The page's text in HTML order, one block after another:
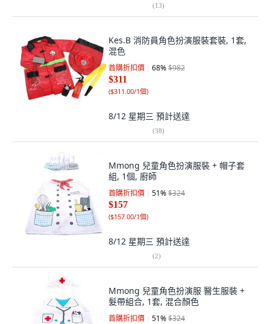
(13)
Kes.B 消防員角色扮演服裝套裝, 1套,
混色
首購折扣價 68%$982
$311
($311.00/1個)
8/12 星期三 預計送達
(38)
Mmong 兒童角色扮演服裝 + 帽子套
組, 1個, 廚師
首購折扣價 51%$324
$157
($157.00/1個)
8/12 星期三 預計送達
(2)
Mmong 兒童角色扮演服 醫生服裝 +
髮帶組合, 1套, 混合顏色
首購折扣價 51%$324